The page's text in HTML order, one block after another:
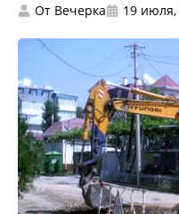
От Вечерка 19 июля,